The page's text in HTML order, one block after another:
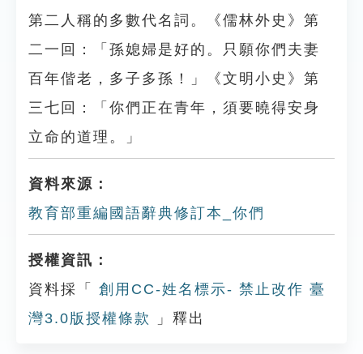
第二人稱的多數代名詞。《儒林外史》第
二一回：「孫媳婦是好的。只願你們夫妻
百年偕老，多子多孫！」《文明小史》第
三七回：「你們正在青年，須要曉得安身
立命的道理。」
資料來源：
教育部重編國語辭典修訂本_你們
授權資訊：
資料採「
創用CC-姓名標示- 禁止改作 臺
灣3.0版授權條款
」釋出